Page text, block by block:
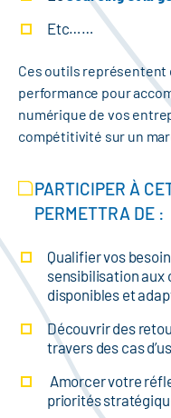
Etc……
Ces outils représentent
performance pour
numérique de vos
compétitivité sur un
PARTICIPER À
PERMETTRA DE :
Qualifier vos
sensibilisation aux
disponibles et
Découvrir des
travers des cas
Amorcer votre
priorités